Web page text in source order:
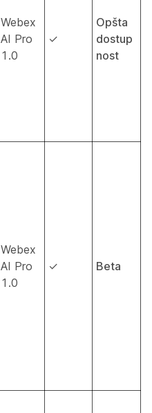
Webex
AI Pro
1.0
✓
Opšta
dostup
nost
Webex
AI Pro
1.0
✓ Beta